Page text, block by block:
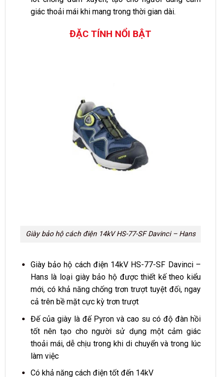
giác thoải mái khi mang trong thời gian dài.
ĐẶC TÍNH NỔI BẬT
Giày bảo hộ cách điện 14kV HS-77-SF Davinci – Hans
Giày bảo hộ cách điện 14kV HS-77-SF Davinci –
Hans là loại giày bảo hộ được thiết kế theo kiểu
mới, có khả năng chống trơn trượt tuyệt đối, ngay
cả trên bề mặt cực kỳ trơn trượt
Đế của giày là đế Pyron và cao su có độ đàn hồi
tốt nên tạo cho người sử dụng một cảm giác
thoải mái, dễ chịu trong khi di chuyển và trong lúc
làm việc
Có khả năng cách điện tốt đến 14kV